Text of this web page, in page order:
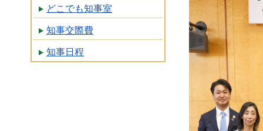
どこでも知事室
知事交際費
知事日程